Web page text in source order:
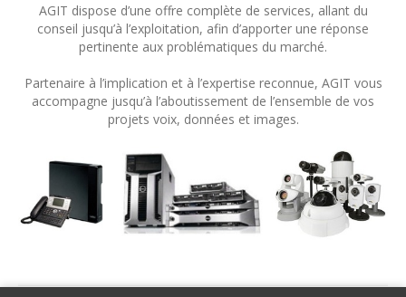
AGIT dispose d’une offre complète de services, allant du
conseil jusqu’à l’exploitation, afin d’apporter une réponse
pertinente aux problématiques du marché.
Partenaire à l’implication et à l’expertise reconnue, AGIT vous
accompagne jusqu’à l’aboutissement de l’ensemble de vos
projets voix, données et images.